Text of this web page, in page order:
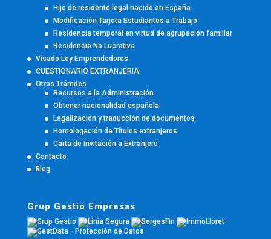
Hijo de residente legal nacido en España
Modificación Tarjeta Estudiantes a Trabajo
Residencia temporal en virtud de agrupación familiar
Residencia No Lucrativa
Visado Ley Emprendedores
CUESTIONARIO EXTRANJERIA
Otros Trámites
Recursos a la Administración
Obtener nacionalidad española
Legalización y traducción de documentos
Homologación de Títulos extranjeros
Carta de Invitación a Extranjero
Contacto
Blog
Grup Gestió Empresas